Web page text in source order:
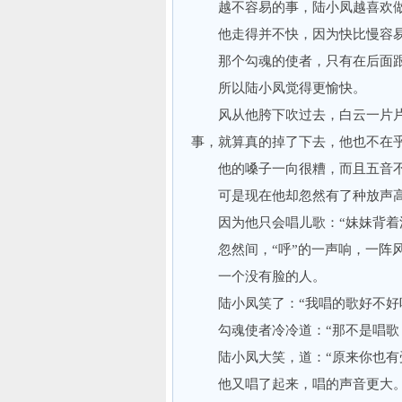
越不容易的事，陆小凤越喜欢
他走得并不快，因为快比慢容易
那个勾魂的使者，只有在后面
所以陆小凤觉得更愉快。
风从他胯下吹过去，白云一片片
事，就算真的掉了下去，他也不在
他的嗓子一向很糟，而且五音
可是现在他却忽然有了种放声高
因为他只会唱儿歌：“妹妹背
忽然间，“呼”的一声响，一阵
一个没有脸的人。
陆小凤笑了：“我唱的歌好不好
勾魂使者冷冷道：“那不是唱歌
陆小凤大笑，道：“原来你也有
他又唱了起来，唱的声音更大